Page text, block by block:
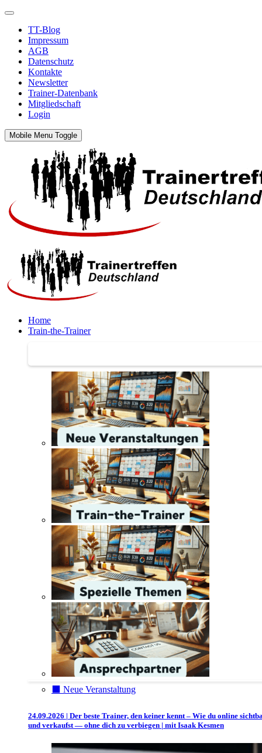
TT-Blog
Impressum
AGB
Datenschutz
Kontakte
Newsletter
Trainer-Datenbank
Mitgliedschaft
Login
Mobile Menu Toggle
Home
Train-the-Trainer
⬛️ Neue Veranstaltung
24.09.2026 | Der beste Trainer, den keiner kennt – Wie du online
und verkaufst — ohne dich zu verbiegen | mit Isaak Kesmen